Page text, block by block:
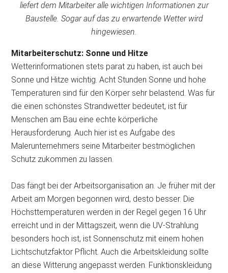
liefert dem Mitarbeiter alle wichtigen Informationen zur
Baustelle. Sogar auf das zu erwartende Wetter wird
hingewiesen.
Mitarbeiterschutz: Sonne und Hitze
Wetterinformationen stets parat zu haben, ist auch bei
Sonne und Hitze wichtig. Acht Stunden Sonne und hohe
Temperaturen sind für den Körper sehr belastend. Was für
die einen schönstes Strandwetter bedeutet, ist für
Menschen am Bau eine echte körperliche
Herausforderung. Auch hier ist es Aufgabe des
Malerunternehmers seine Mitarbeiter bestmöglichen
Schutz zukommen zu lassen.
Das fängt bei der Arbeitsorganisation an. Je früher mit der
Arbeit am Morgen begonnen wird, desto besser. Die
Höchsttemperaturen werden in der Regel gegen 16 Uhr
erreicht und in der Mittagszeit, wenn die UV-Strahlung
besonders hoch ist, ist Sonnenschutz mit einem hohen
Lichtschutzfaktor Pflicht. Auch die Arbeitskleidung sollte
an diese Witterung angepasst werden. Funktionskleidung